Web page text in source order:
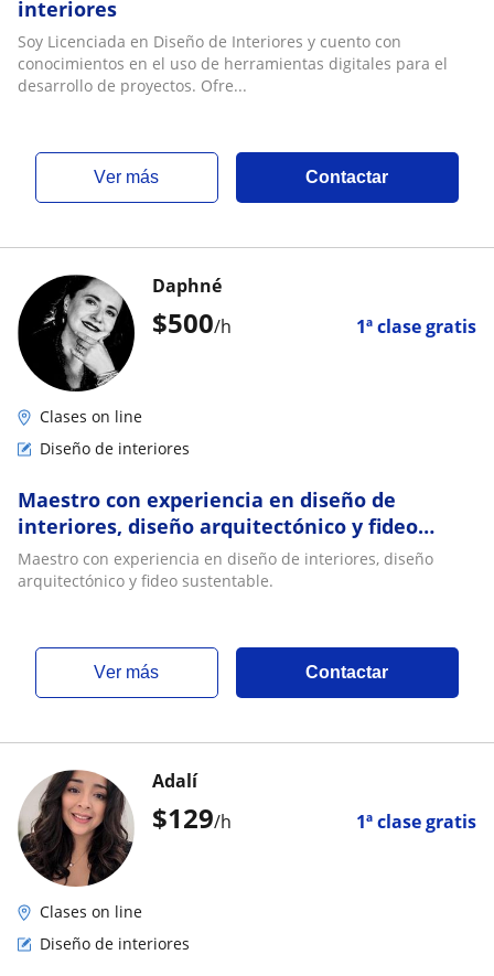
interiores
Soy Licenciada en Diseño de Interiores y cuento con
conocimientos en el uso de herramientas digitales para el
desarrollo de proyectos. Ofre...
ver más Contactar
$500/h 1ª clase gratis
Daphné
Clases on line
Diseño de interiores
Maestro con experiencia en diseño de
interiores, diseño arquitectónico y fideo
sustentable
Maestro con experiencia en diseño de interiores, diseño
arquitectónico y fideo sustentable.
ver más Contactar
$129/h 1ª clase gratis
Adalí
Clases on line
Diseño de interiores